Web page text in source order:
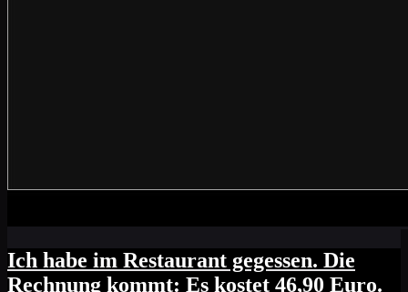
Ich habe im Restaurant gegessen. Die
Rechnung kommt: Es kostet 46,90 Euro.